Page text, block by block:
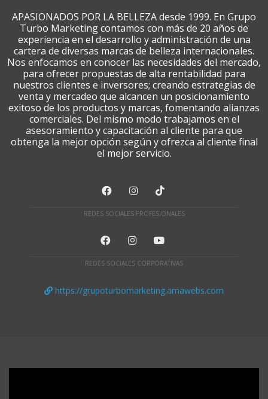
APASIONADOS POR LA BELLEZA desde 1999. En Grupo
Turbo Marketing contamos con más de 20 años de
experiencia en el desarrollo y administración de una
cartera de diversas marcas de belleza internacionales.
Nos enfocamos en conocer las necesidades del mercado,
para ofrecer propuestas de alta rentabilidad para
nuestros clientes e inversores; creando estrategias de
venta y mercadeo que alcancen un posicionamiento
exitoso de los productos y marcas, fomentando alianzas
comerciales. Del mismo modo trabajamos en el
asesoramiento y capacitación al cliente para que
obtenga la mejor opción según y ofrezca al cliente final
el mejor servicio.
REDES SOCIALES PROFESIONALES
REDES SOCIALES CORPORATIVAS
https://grupoturbomarketing.amawebs.com